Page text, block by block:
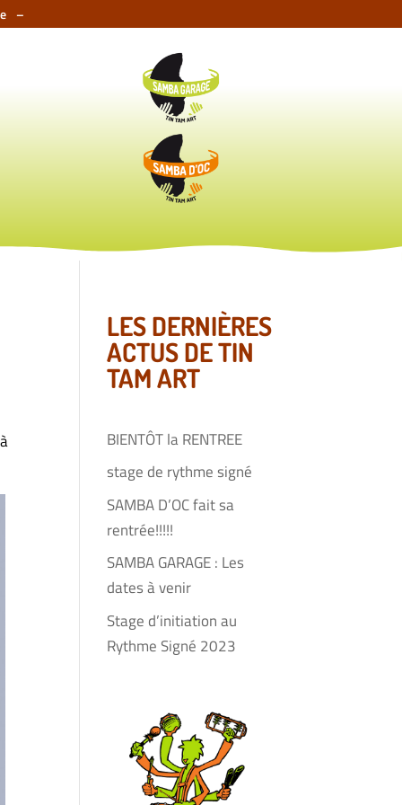
–
LES DERNIÈRES
ACTUS DE TIN
TAM ART
BIENTÔT la RENTREE
stage de rythme signé
SAMBA D’OC fait sa
rentrée!!!!!
SAMBA GARAGE : Les
dates à venir
Stage d’initiation au
Rythme Signé 2023